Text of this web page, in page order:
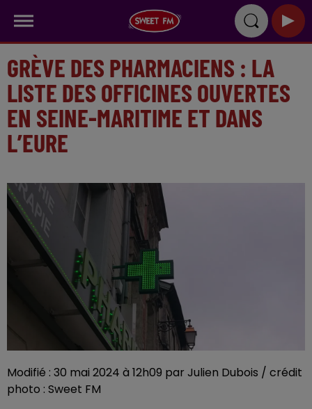
GRÈVE DES PHARMACIENS : LA
LISTE DES OFFICINES OUVERTES
EN SEINE-MARITIME ET DANS
L’EURE
Modifié : 30 mai 2024 à 12h09 par Julien Dubois / crédit
photo : Sweet FM